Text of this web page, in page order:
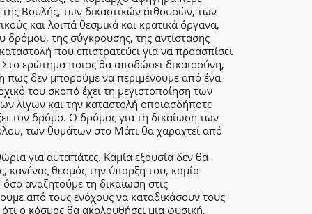
της Βουλής, των δικαστικών αιθουσών, των
και λοιπά θεσμικά και κρατικά όργανα,
δρόμου, της σύγκρουσης, της αντίστασης
που επιστρατεύει για να προασπίσει
ερώτημα ποιος θα αποδώσει δικαιοσύνη,
πως δεν μπορούμε να περιμένουμε από ένα
του σκοπό έχει τη μεγιστοποίηση των
λίγων και την καταστολή οποιασδήποτε
τον δρόμο. Ο δρόμος για τη δικαίωση των
των θυμάτων στο Μάτι θα χαραχτεί από
για αυταπάτες. Καμία εξουσία δεν θα
κανένας θεσμός την ύπαρξη του, καμία
αναζητούμε τη δικαίωση στις
από τους ενόχους να καταδικάσουν τους
ο κόσμος θα ακολουθήσει μια φυσική,